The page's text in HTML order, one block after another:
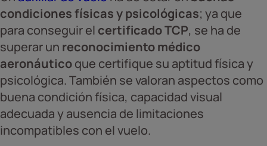
condiciones físicas y psicológicas; ya que
para conseguir el certificado TCP, se ha de
superar un reconocimiento médico
aeronáuticoque certifique su aptitud física y
psicológica. También se valoran aspectos como
buena condición física, capacidad visual
adecuada y ausencia de limitaciones
incompatibles con el vuelo.